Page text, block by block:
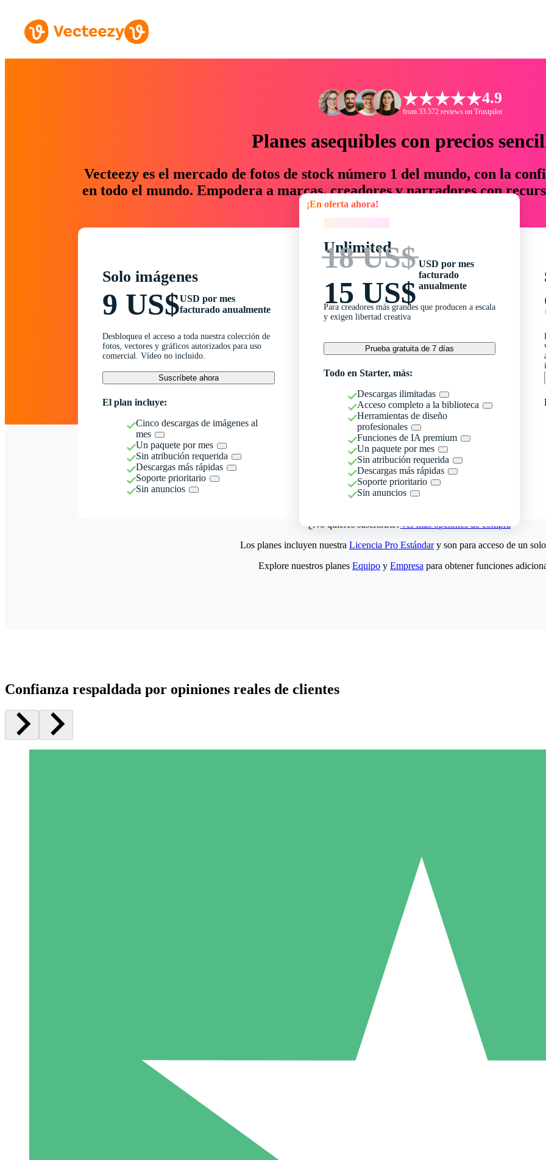
4.9
from 33.572 reviews on Trustpilot
Planes asequibles con precios
Vecteezy es el mercado de fotos de stock número 1 del mundo, con la
en todo el mundo. Empodera a marcas, creadores y narradores con
un 76 % en tiempo y presupuesto.
Solo imágenes
9 US$USD por mes
facturado anualmente
Desbloquea el acceso a toda nuestra colección de
fotos, vectores y gráficos autorizados para uso
comercial. Vídeo no incluido.
Suscríbete ahora
El plan incluye:
Cinco descargas de imágenes al
mes
Un paquete por mes
Sin atribución requerida
Descargas más rápidas
Soporte prioritario
Sin anuncios
¡En oferta ahora!
Unlimited
18 US$
15 US$
USD por mes
facturado
anualmente
Para creadores más grandes que producen a escala
y exigen libertad creativa
Prueba gratuita de 7 días
Todo en Starter, más:
Descargas ilimitadas
Acceso completo a la biblioteca
Herramientas de diseño
profesionales
Funciones de IA premium
Un paquete por mes
Sin atribución requerida
Descargas más rápidas
Soporte prioritario
Sin anuncios
¿No quieres suscribirte?Ver más opciones de compra
5 Descargas
15
Los planes incluyen nuestra Licencia Pro Estándary son para acceso de un
Explore nuestros planes Equipo y Empresa para obtener funciones
Confianza respaldada por opiniones reales de clientes